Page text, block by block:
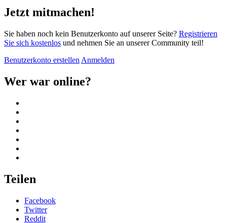
Jetzt mitmachen!
Sie haben noch kein Benutzerkonto auf unserer Seite? Registrieren
Sie sich kostenlos und nehmen Sie an unserer Community teil!
Benutzerkonto erstellen Anmelden
Wer war online?
Teilen
Facebook
Twitter
Reddit